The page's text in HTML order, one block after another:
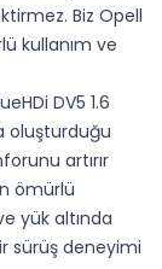
Biz Opell
kullanım ve
DV5 1.6
oluşturduğu
artırır
ömürlü
yük altında
sürüş deneyimi